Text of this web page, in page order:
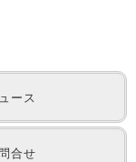
ース
合せ